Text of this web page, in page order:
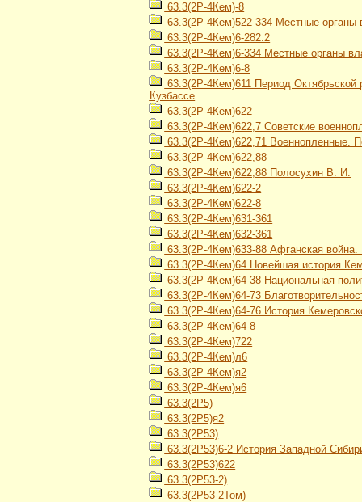
63.3(2Р-4Кем)-8
63.3(2Р-4Кем)522-334 Местные органы
63.3(2Р-4Кем)6-282.2
63.3(2Р-4Кем)6-334 Местные органы
63.3(2Р-4Кем)6-8
63.3(2Р-4Кем)611 Период Октябрьской
Кузбассе
63.3(2Р-4Кем)622
63.3(2Р-4Кем)622,7 Советские
63.3(2Р-4Кем)622,71 Военнопленные.
63.3(2Р-4Кем)622,88
63.3(2Р-4Кем)622,88 Полосухин В. И.
63.3(2Р-4Кем)622-2
63.3(2Р-4Кем)622-8
63.3(2Р-4Кем)631-361
63.3(2Р-4Кем)632-361
63.3(2Р-4Кем)633-88 Афганская война.
63.3(2Р-4Кем)64 Новейшая история
63.3(2Р-4Кем)64-38 Национальная
63.3(2Р-4Кем)64-73
63.3(2Р-4Кем)64-76 История
63.3(2Р-4Кем)64-8
63.3(2Р-4Кем)722
63.3(2Р-4Кем)л6
63.3(2Р-4Кем)я2
63.3(2Р-4Кем)я6
63.3(2Р5)
63.3(2Р5)я2
63.3(2Р53)
63.3(2Р53)6-2 История Западной
63.3(2Р53)622
63.3(2Р53-2)
63.3(2Р53-2Том)